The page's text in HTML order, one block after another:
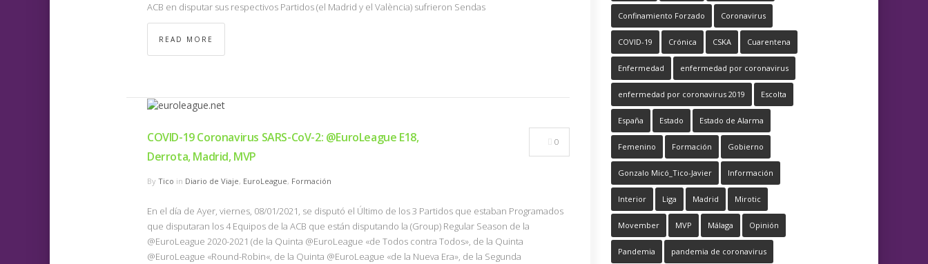
ACB en disputar sus respectivos Partidos (el Madrid y el València) sufrieron Sendas
READ MORE
COVID-19 Coronavirus SARS-CoV-2: @EuroLeague E18,
Derrota, Madrid, MVP
By Tico in Diario de Viaje, EuroLeague, Formación
0
En el día de Ayer, viernes, 08/01/2021, se disputó el Último de los 3 Partidos que estaban Programados
que disputaran los 4 Equipos de la ACB que están disputando la (Group) Regular Season de la
@EuroLeague 2020-2021 (de la Quinta @EuroLeague «de Todos contra Todos», de la Quinta
@EuroLeague «Round-Robin«, de la Quinta @EuroLeague «de la Nueva Era», de la Segunda
Confinamiento Forzado Coronavirus
COVID-19 Crónica CSKA Cuarentena
Enfermedad enfermedad por coronavirus
enfermedad por coronavirus 2019 Escolta
España Estado Estado de Alarma
Femenino Formación Gobierno
Gonzalo Micó_Tico-Javier Información
Interior Liga Madrid Mirotic
Movember MVP Málaga Opinión
Pandemia pandemia de coronavirus